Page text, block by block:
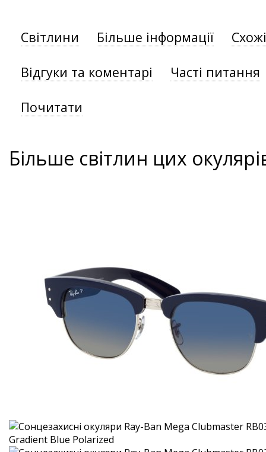
Світлини Більше інформації
Відгуки та коментарі Часті питання
Почитати
Більше світлин цих